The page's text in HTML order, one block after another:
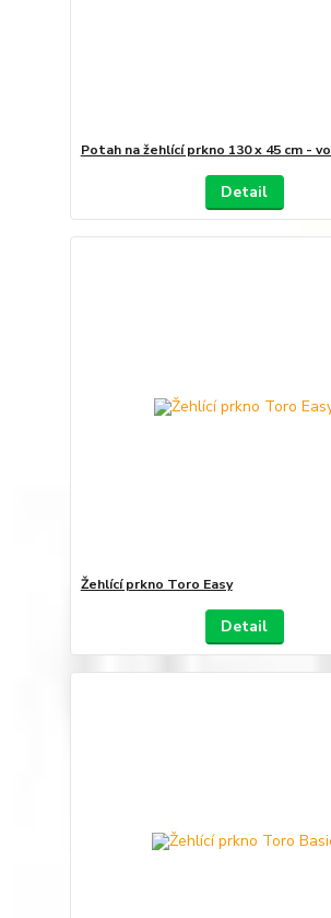
Potah na žehlící prkno 130 x 45 cm -
Detail
Žehlící prkno Toro Easy
Detail